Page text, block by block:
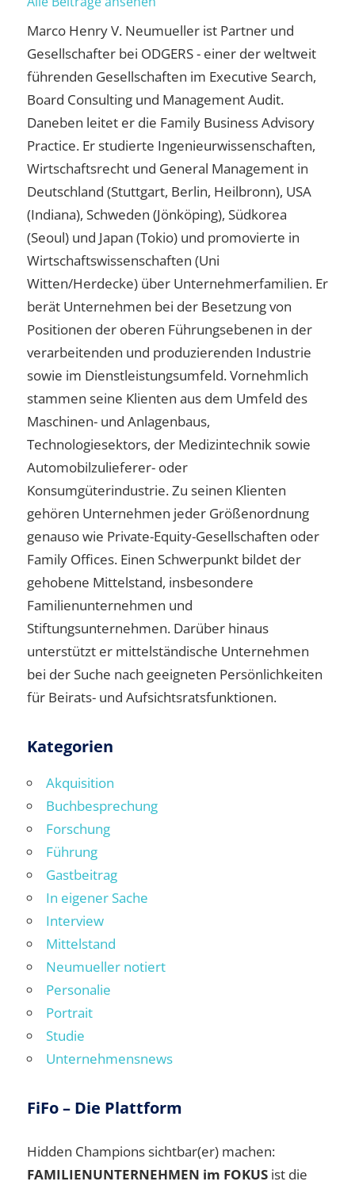
Marco Henry V. Neumueller ist Partner und
Gesellschafter bei ODGERS - einer der weltweit
führenden Gesellschaften im Executive Search,
Board Consulting und Management Audit.
Daneben leitet er die Family Business Advisory
Practice. Er studierte Ingenieurwissenschaften,
Wirtschaftsrecht und General Management in
Deutschland (Stuttgart, Berlin, Heilbronn), USA
(Indiana), Schweden (Jönköping), Südkorea
(Seoul) und Japan (Tokio) und promovierte in
Wirtschaftswissenschaften (Uni
Witten/Herdecke) über Unternehmerfamilien. Er
berät Unternehmen bei der Besetzung von
Positionen der oberen Führungsebenen in der
verarbeitenden und produzierenden Industrie
sowie im Dienstleistungsumfeld. Vornehmlich
stammen seine Klienten aus dem Umfeld des
Maschinen- und Anlagenbaus,
Technologiesektors, der Medizintechnik sowie
Automobilzulieferer- oder
Konsumgüterindustrie. Zu seinen Klienten
gehören Unternehmen jeder Größenordnung
genauso wie Private-Equity-Gesellschaften oder
Family Offices. Einen Schwerpunkt bildet der
gehobene Mittelstand, insbesondere
Familienunternehmen und
Stiftungsunternehmen. Darüber hinaus
unterstützt er mittelständische Unternehmen
bei der Suche nach geeigneten Persönlichkeiten
für Beirats- und Aufsichtsratsfunktionen.
Kategorien
Akquisition
Buchbesprechung
Forschung
Führung
Gastbeitrag
In eigener Sache
Interview
Mittelstand
Neumueller notiert
Personalie
Portrait
Studie
Unternehmensnews
FiFo – Die Plattform
Hidden Champions sichtbar(er) machen:
FAMILIENUNTERNEHMEN im FOKUS ist die